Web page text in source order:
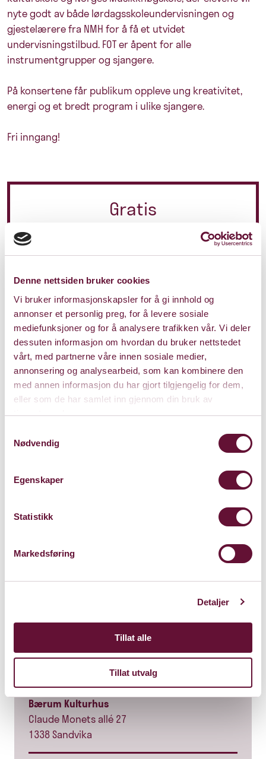
Denne nettsiden bruker cookies
Vi bruker informasjonskapsler for å gi innhold og
annonser et personlig preg, for å levere sosiale
mediefunksjoner og for å analysere trafikken vår. Vi deler
dessuten informasjon om hvordan du bruker nettstedet
vårt, med partnerne våre innen sosiale medier,
annonsering og analysearbeid, som kan kombinere den
med annen informasjon du har gjort tilgjengelig for dem,
eller som de har samlet inn gjennom din bruk av
tjenestene deres.
Nødvendig
Egenskaper
Statistikk
Markedsføring
Detaljer
Tillat alle
Tillat utvalg
nyte godt av både lørdagsskoleundervisningen og
gjestelærere fra NMH for å få et utvidet
undervisningstilbud. FOT er åpent for alle
instrumentgrupper og sjangere.
På konsertene får publikum oppleve ung kreativitet,
energi og et bredt program i ulike sjangere.
Fri inngang!
Gratis
Varighet: 1 time og 30
minutter
Lørdag 6. juni 2020
Kl. 17:00 Forestillingen er spilt
Lørdag 6. juni 2020
Kl. 19:00 Forestillingen er spilt
Foajéscenen
Bærum Kulturhus
Claude Monets allé 27
1338 Sandvika